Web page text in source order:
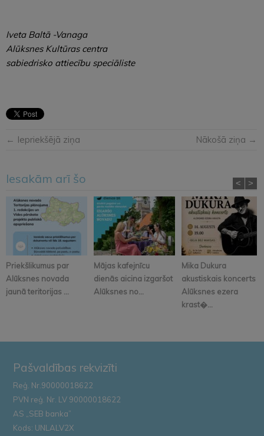
Iveta Baltā -Vanaga
Alūksnes Kultūras centra
sabiedrisko attiecību speciāliste
← Iepriekšējā ziņa Nākošā ziņa →
Iesakām arī šo
Priekšlikumus par
Alūksnes novada
jaunā teritorijas ...
Mājas kafejnīcu
dienās aicina izgaršot
Alūksnes no...
Mika Dukura
akustiskais koncerts
Alūksnes ezera
krast�...
< >
Pašvaldības rekvizīti
Reģ. Nr.90000018622
PVN reģ. Nr. LV 90000018622
AS „SEB banka”
Kods: UNLALV2X